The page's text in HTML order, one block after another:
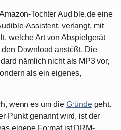
Tochter Audible.de eine
Assistent, verlangt, mit
welche Art von Abspielgerät
Download anstößt. Die
nämlich nicht als MP3 vor,
als ein eigenes,
wenn es um die Gründe geht.
Punkt genannt wird, ist der
eigene Format ist DRM-